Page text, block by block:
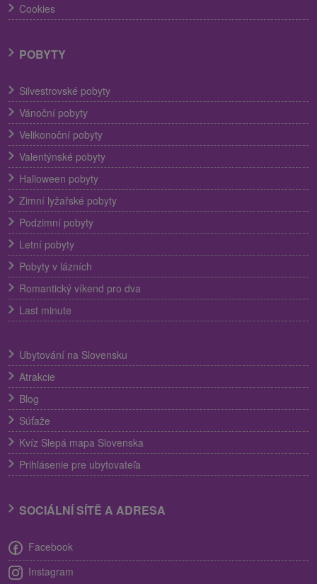
Cookies
POBYTY
Silvestrovské pobyty
Vánoční pobyty
Velikonoční pobyty
Valentýnské pobyty
Halloween pobyty
Zimní lyžařské pobyty
Podzimní pobyty
Letní pobyty
Pobyty v lázních
Romantický víkend pro dva
Last minute
Ubytování na Slovensku
Atrakcie
Blog
Súťaže
Kvíz Slepá mapa Slovenska
Prihlásenie pre ubytovateľa
SOCIÁLNÍ SÍTĚ A ADRESA
Facebook
Instagram